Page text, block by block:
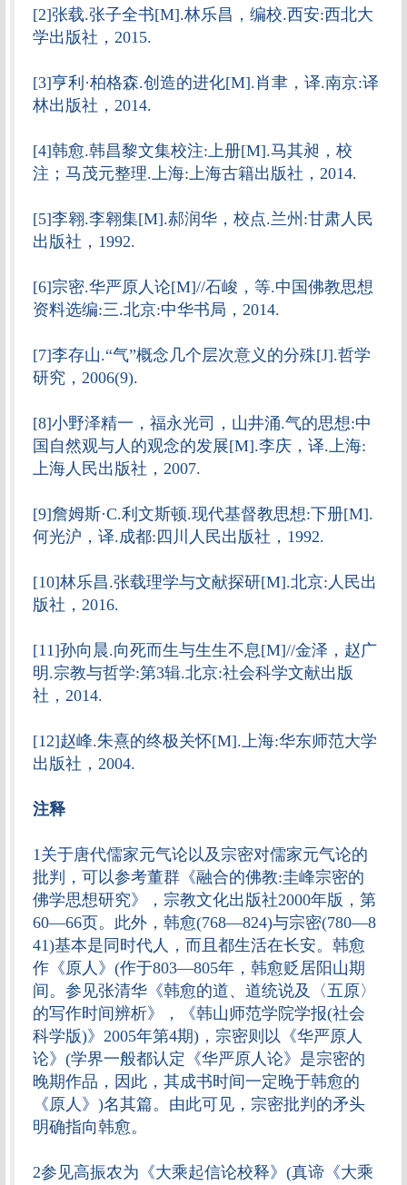
[2]张载.张子全书[M].林乐昌，编校.西安:西北大
学出版社，2015.
[3]亨利·柏格森.创造的进化[M].肖聿，译.南京:译
林出版社，2014.
[4]韩愈.韩昌黎文集校注:上册[M].马其昶，校
注；马茂元整理.上海:上海古籍出版社，2014.
[5]李翱.李翱集[M].郝润华，校点.兰州:甘肃人民
出版社，1992.
[6]宗密.华严原人论[M]//石峻，等.中国佛教思想
资料选编:三.北京:中华书局，2014.
[7]李存山.“气”概念几个层次意义的分殊[J].哲学
研究，2006(9).
[8]小野泽精一，福永光司，山井涌.气的思想:中
国自然观与人的观念的发展[M].李庆，译.上海:
上海人民出版社，2007.
[9]詹姆斯·C.利文斯顿.现代基督教思想:下册[M].
何光沪，译.成都:四川人民出版社，1992.
[10]林乐昌.张载理学与文献探研[M].北京:人民出
版社，2016.
[11]孙向晨.向死而生与生生不息[M]//金泽，赵广
明.宗教与哲学:第3辑.北京:社会科学文献出版
社，2014.
[12]赵峰.朱熹的终极关怀[M].上海:华东师范大学
出版社，2004.
注释
1关于唐代儒家元气论以及宗密对儒家元气论的
批判，可以参考董群《融合的佛教:圭峰宗密的
佛学思想研究》，宗教文化出版社2000年版，第
60—66页。此外，韩愈(768—824)与宗密(780—8
41)基本是同时代人，而且都生活在长安。韩愈
作《原人》(作于803—805年，韩愈贬居阳山期
间。参见张清华《韩愈的道、道统说及〈五原〉
的写作时间辨析》，《韩山师范学院学报(社会
科学版)》2005年第4期)，宗密则以《华严原人
论》(学界一般都认定《华严原人论》是宗密的
晚期作品，因此，其成书时间一定晚于韩愈的
《原人》)名其篇。由此可见，宗密批判的矛头
明确指向韩愈。
2参见高振农为《大乘起信论校释》(真谛《大乘